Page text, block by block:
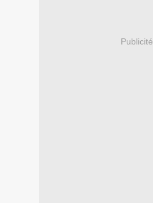
Publicité